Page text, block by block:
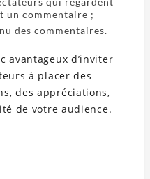
un commentaire ;
des commentaires.
avantageux d’inviter
à placer des
des appréciations,
de votre audience.